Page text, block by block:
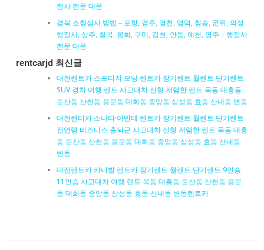
정사 전문 대응
경북 소청심사 방법 – 포항, 경주, 영천, 영덕, 청송, 군위, 의성
행정사, 상주, 칠곡, 봉화, 구미, 김천, 안동, 예천, 영주 – 행정사
전문 대응
rentcarjd 최신글
대전렌트카 스포티지·모닝 렌트카 장기렌트 월렌트 단기렌트
SUV 경차 여행 렌트 사고대차 신형 저렴한 렌트 목동 대흥동
둔산동 산천동 용문동 대화동 중앙동 삼성동 효동 산내동 변동
대전렌터카 소나타·아반테 렌트카 장기렌트 월렌트 단기렌트
전연령 비즈니스 출퇴근 사고대차 신형 저렴한 렌트 목동 대흥
동 둔산동 산천동 용문동 대화동 중앙동 삼성동 효동 산내동
변동
대전렌트카 카니발 렌트카 장기렌트 월렌트 단기렌트 9인승
11인승 사고대차 여행 렌트 목동 대흥동 둔산동 산천동 용문
동 대화동 중앙동 삼성동 효동 산내동 변동렌트카